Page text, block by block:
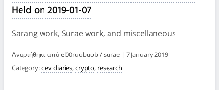
Held on 2019-01-07
Sarang work, Surae work, and miscellaneous
Αναρτήθηκε από el00ruobuob / surae | 7 January 2019
Category:dev diaries, crypto, research